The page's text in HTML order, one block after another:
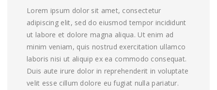
Lorem ipsum dolor sit amet, consectetur
adipiscing elit, sed do eiusmod tempor incididunt
ut labore et dolore magna aliqua. Ut enim ad
minim veniam, quis nostrud exercitation ullamco
laboris nisi ut aliquip ex ea commodo consequat.
Duis aute irure dolor in reprehenderit in voluptate
velit esse cillum dolore eu fugiat nulla pariatur.